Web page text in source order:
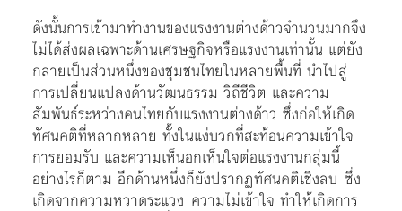
ดังนั้นการเข้ามาทำงานของแรงงานต่างด้าวจำนวนมากจึง
ไม่ได้ส่งผลเฉพาะด้านเศรษฐกิจหรือแรงงานเท่านั้น แต่ยัง
กลายเป็นส่วนหนึ่งของชุมชนไทยในหลายพื้นที่ นำไปสู่
การเปลี่ยนแปลงด้านวัฒนธรรม วิถีชีวิต และความ
สัมพันธ์ระหว่างคนไทยกับแรงงานต่างด้าว ซึ่งก่อให้เกิด
ทัศนคติที่หลากหลาย ทั้งในแง่บวกที่สะท้อนความเข้าใจ
การยอมรับ และความเห็นอกเห็นใจต่อแรงงานกลุ่มนี้
อย่างไรก็ตาม อีกด้านหนึ่งก็ยังปรากฏทัศนคติเชิงลบ ซึ่ง
เกิดจากความหวาดระแวง ความไม่เข้าใจ ทำให้เกิดการ